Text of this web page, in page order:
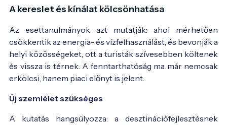
A kereslet és kínálat kölcsönhatása
Az esettanulmányok azt mutatják: ahol mérhetően
csökkentik az energia- és vízfelhasználást, és bevonják a
helyi közösségeket, ott a turisták szívesebben költenek
és vissza is térnek. A fenntarthatóság ma már nemcsak
erkölcsi, hanem piaci előnyt is jelent.
Új szemlélet szükséges
A kutatás hangsúlyozza: a desztinációfejlesztésnek